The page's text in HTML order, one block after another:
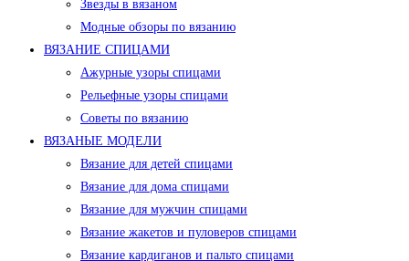
Звезды в вязаном
Модные обзоры по вязанию
ВЯЗАНИЕ СПИЦАМИ
Ажурные узоры спицами
Рельефные узоры спицами
Советы по вязанию
ВЯЗАНЫЕ МОДЕЛИ
Вязание для детей спицами
Вязание для дома спицами
Вязание для мужчин спицами
Вязание жакетов и пуловеров спицами
Вязание кардиганов и пальто спицами